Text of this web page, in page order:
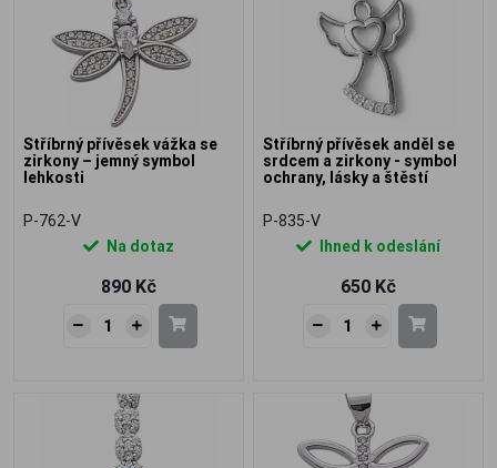
Stříbrný přívěsek vážka se
zirkony – jemný symbol
lehkosti
P-762-V
Na dotaz
890 Kč
Stříbrný přívěsek anděl se
srdcem a zirkony - symbol
ochrany, lásky a štěstí
P-835-V
Ihned k odeslání
650 Kč